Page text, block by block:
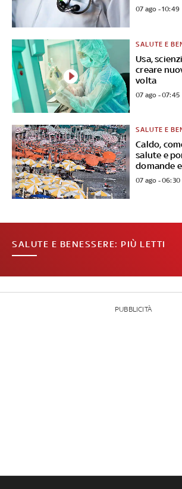
07 ago - 10:49
Usa,
creare
volta
SALUTE E
07 ago - 07:45
Caldo,
salute e
domande
SALUTE E
07 ago - 06:30
SALUTE E BENESSERE: PIÙ LETTI
PUBBLICITÀ